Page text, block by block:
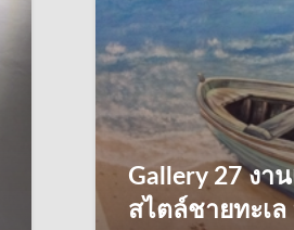
Gallery 27 งา
สไตล์ชายทะเล